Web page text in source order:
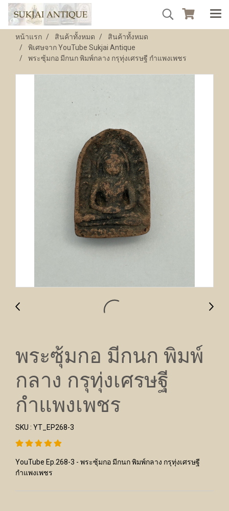
หน้าแรก สินค้าทั้งหมด
สินค้าทั้งหมด
พิเศษจาก YouTube Sukjai Antique
พระซุ้มกอ มีกนก พิมพ์กลาง กรุทุ่งเศรษฐี กำแพงเพชร
พระซุ้มกอ มีกนก พิมพ์
กลาง กรุทุ่งเศรษฐี
กำแพงเพชร
SKU : YT_EP268-3
YouTube Ep.268-3 - พระซุ้มกอ มีกนก พิมพ์กลาง กรุทุ่งเศรษฐี
กำแพงเพชร